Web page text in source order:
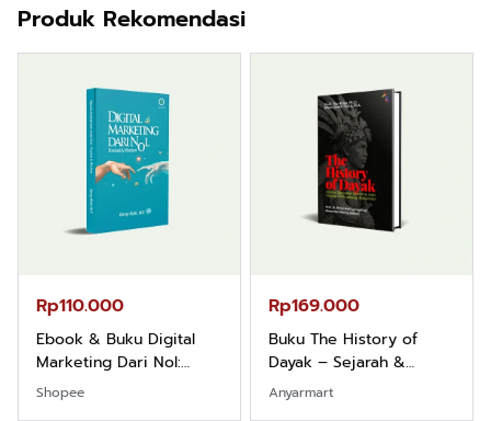
Produk Rekomendasi
Rp110.000
Ebook & Buku Digital
Marketing Dari Nol:
Fondasi & Mindset untuk
Pemula
Shopee
Rp169.000
Buku The History of
Dayak – Sejarah &
Identitas Borneo Asli
Anyarmart